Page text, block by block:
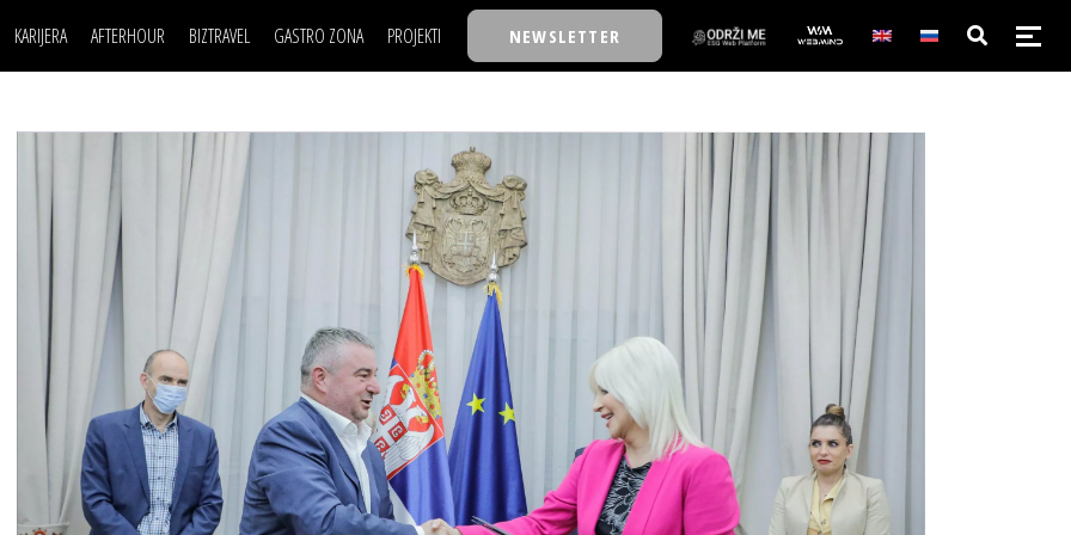
KARIJERA
LJUDI (HR)
MOJ UGAO
USAVRŠAVANJE
KNOW-HOW
AFTERHOUR
KNJIGE
AUTO SVET
STIL
WELLBEING
BIZTRAVEL GASTRO ZONA PROJEKTI
30 ISPOD 30
BACK TO OFFICE/SCHOOL
BIZBENDOVI
BIZKOLEGIJUM
BMW BIZNIS LIGA
BIZLIFE WEEK
IZJAVA GODINE
NEWSLETTER
POSAO
MOJ UGAO
USAVRŠAVANJE
KNOW-HOW
FILM I SCENA
AUTO SVET
WELLBEING
NAJKOLEGA
30 ISPOD 30
BACK TO OFFICE/SCHOOL
BIZBENDOVI
BIZKOLEGIJUM
BMW BIZNIS LIGA
BIZLIFE WEEK
IZJAVA GODINE